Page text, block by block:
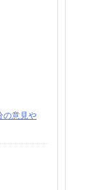
の意見や